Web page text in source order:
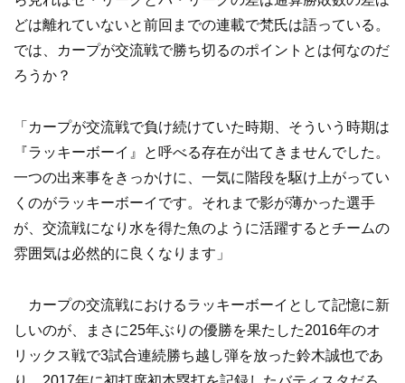
どは離れていないと前回までの連載で梵氏は語っている。
では、カープが交流戦で勝ち切るのポイントとは何なのだ
ろうか？
「カープが交流戦で負け続けていた時期、そういう時期は
『ラッキーボーイ』と呼べる存在が出てきませんでした。
一つの出来事をきっかけに、一気に階段を駆け上がってい
くのがラッキーボーイです。それまで影が薄かった選手
が、交流戦になり水を得た魚のように活躍するとチームの
雰囲気は必然的に良くなります」
カープの交流戦におけるラッキーボーイとして記憶に新
しいのが、まさに25年ぶりの優勝を果たした2016年のオ
リックス戦で3試合連続勝ち越し弾を放った鈴木誠也であ